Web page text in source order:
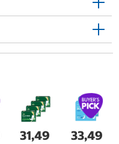
31,49
33,49